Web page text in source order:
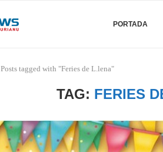
PORTADA
Posts tagged with "Feries de L.lena"
TAG: FERIES